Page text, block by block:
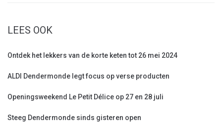
LEES OOK
Ontdek het lekkers van de korte keten tot 26 mei 2024
ALDI Dendermonde legt focus op verse producten
Openingsweekend Le Petit Délice op 27 en 28 juli
Steeg Dendermonde sinds gisteren open